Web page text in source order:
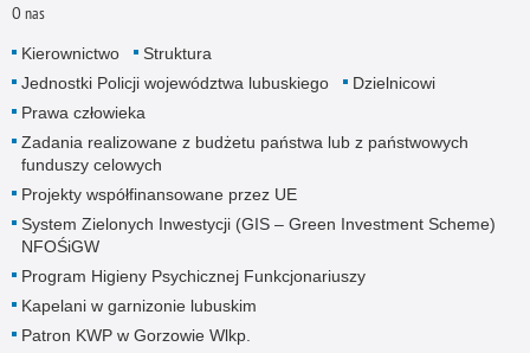
O nas
Kierownictwo
Struktura
Jednostki Policji województwa lubuskiego
Dzielnicowi
Prawa człowieka
Zadania realizowane z budżetu państwa lub z państwowych
funduszy celowych
Projekty współfinansowane przez UE
System Zielonych Inwestycji (GIS – Green Investment Scheme)
NFOŚiGW
Program Higieny Psychicznej Funkcjonariuszy
Kapelani w garnizonie lubuskim
Patron KWP w Gorzowie Wlkp.